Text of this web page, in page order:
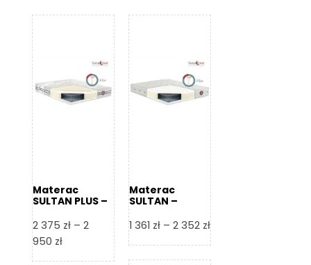
119 zł
Materac
SULTAN PLUS –
2 375 zł – 2
950 złZakres
Materac
SULTAN –
1 361 zł – 2 352 złZakres
cen:
od